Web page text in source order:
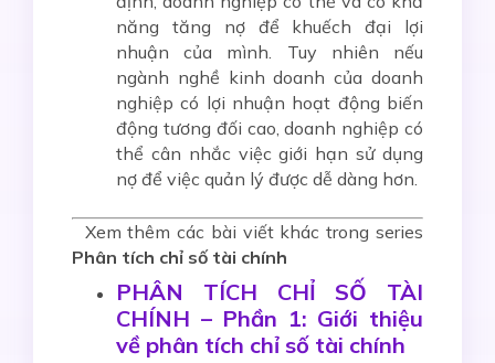
năng tăng nợ để khuếch đại lợi
nhuận của mình. Tuy nhiên nếu
ngành nghề kinh doanh của doanh
nghiệp có lợi nhuận hoạt động biến
động tương đối cao, doanh nghiệp có
thể cân nhắc việc giới hạn sử dụng
nợ để việc quản lý được dễ dàng hơn.
Xem thêm các bài viết khác trong series
Phân tích chỉ số tài chính
PHÂN TÍCH CHỈ SỐ TÀI
CHÍNH – Phần 1: Giới thiệu
về phân tích chỉ số tài chính